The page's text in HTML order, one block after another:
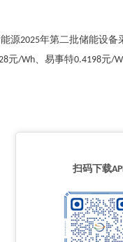
源2025年第二批储能设
元/Wh、易事特0.4198元/
扫码下载